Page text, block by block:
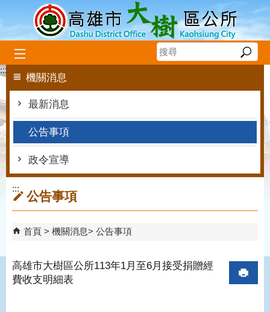
跳到主要內容區塊
:::
機關消息
最新消息
公告事項
政令宣導
:::
公告事項
首頁 機關消息 公告事項
高雄市大樹區公所113年1月至6月接受捐贈經
費收支明細表